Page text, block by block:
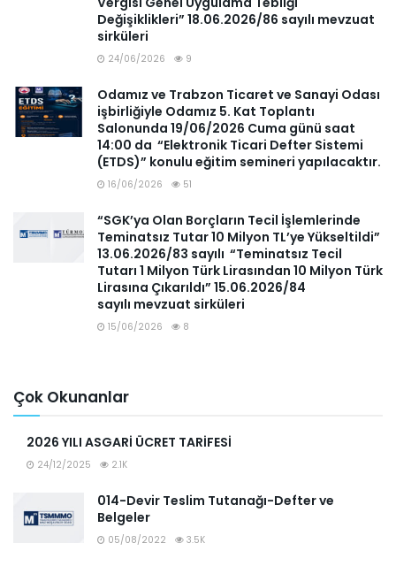
Değişiklikleri” 18.06.2026/86 sayılı mevzuat
sirküleri
24/06/2026 9
Odamız ve Trabzon Ticaret ve Sanayi Odası
işbirliğiyle Odamız 5. Kat Toplantı
Salonunda 19/06/2026 Cuma günü saat
14:00 da “Elektronik Ticari Defter Sistemi
(ETDS)” konulu eğitim semineri yapılacaktır.
16/06/2026 51
“SGK’ya Olan Borçların Tecil İşlemlerinde
Teminatsız Tutar 10 Milyon TL’ye Yükseltildi”
13.06.2026/83 sayılı “Teminatsız Tecil
Tutarı 1 Milyon Türk Lirasından 10 Milyon Türk
Lirasına Çıkarıldı” 15.06.2026/84
sayılı mevzuat sirküleri
15/06/2026 8
Çok Okunanlar
2026 YILI ASGARİ ÜCRET TARİFESİ
24/12/2025 2.1K
014-Devir Teslim Tutanağı-Defter ve
Belgeler
05/08/2022 3.5K